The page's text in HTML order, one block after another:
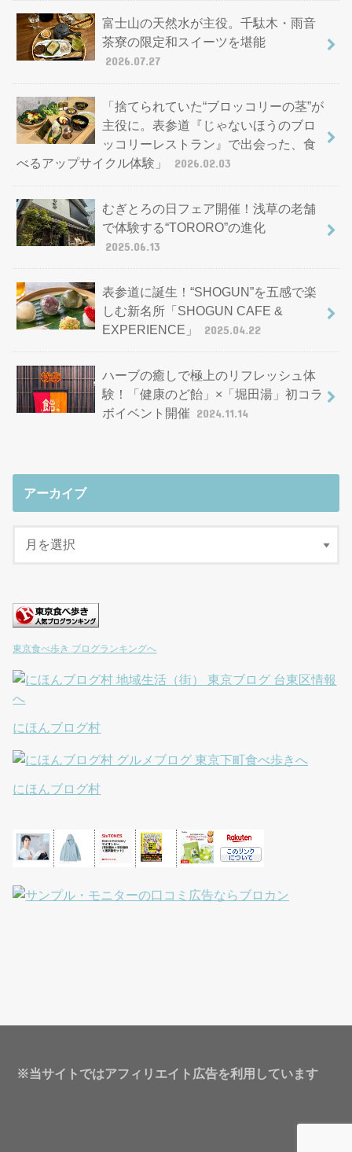
富士山の天然水が主役。千駄木・雨音
茶寮の限定和スイーツを堪能
2026.07.27
「捨てられていた“ブロッコリーの茎”が
主役に。表参道『じゃないほうのブロ
ッコリーレストラン』で出会った、食
べるアップサイクル体験」
2026.02.03
むぎとろの日フェア開催！浅草の老舗
で体験する“TORORO”の進化
2025.06.13
表参道に誕生！“SHOGUN”を五感で楽
しむ新名所「SHOGUN CAFE &
EXPERIENCE」
2025.04.22
ハーブの癒しで極上のリフレッシュ体
験！「健康のど飴」×「堀田湯」初コラ
ボイベント開催 2024.11.14
アーカイブ
東京食べ歩き ブログランキングへ
にほんブログ村
にほんブログ村
※当サイトではアフィリエイト広告を利用しています